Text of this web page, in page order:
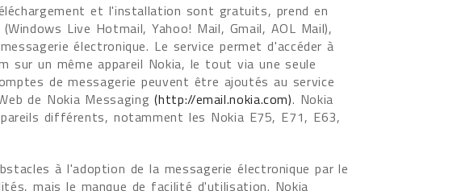
et l'installation sont gratuits, prend en
Live Hotmail, Yahoo! Mail, Gmail, AOL Mail),
électronique. Le service permet d'accéder à
sur un même appareil Nokia, le tout via une seule
de messagerie peuvent être ajoutés au service
de Nokia Messaging(http://email.nokia.com). Nokia
différents, notamment les Nokia E75, E71, E63,
à l'adoption de la messagerie électronique par le
mais le manque de facilité d'utilisation. Nokia